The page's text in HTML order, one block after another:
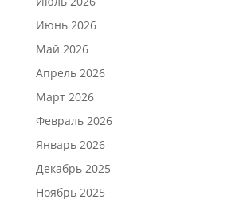
Июнь 2026
Май 2026
Апрель 2026
Март 2026
Февраль 2026
Январь 2026
Декабрь 2025
Ноябрь 2025